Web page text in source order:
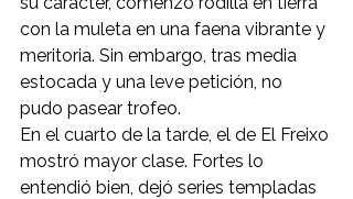
con la muleta en una faena vibrante y
meritoria. Sin embargo, tras media
estocada y una leve petición, no
pudo pasear trofeo.
En el cuarto de la tarde, el de El Freixo
mostró mayor clase. Fortes lo
entendió bien, dejó series templadas